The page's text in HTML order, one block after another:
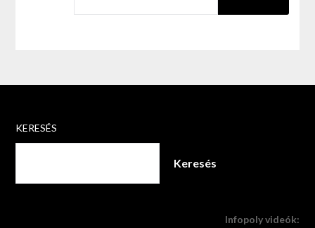
KERESÉS
Keresés
Infopoly videók: